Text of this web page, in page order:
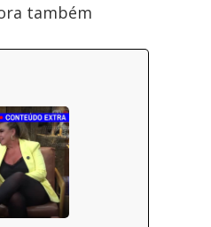
também